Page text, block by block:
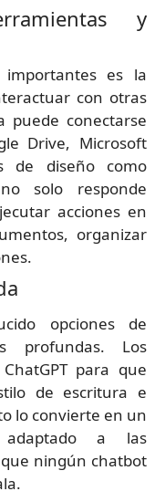
y
es la
con otras
puede conectarse
Drive, Microsoft
de diseño como
solo responde
acciones en
organizar
opciones de
profundas. Los
para que
de escritura e
lo convierte en un
adaptado a las
ningún chatbot